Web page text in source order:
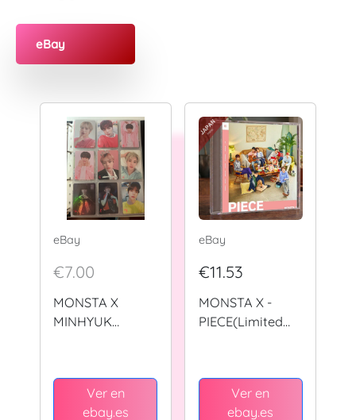
eBay
eBay
€7.00
MONSTA X
MINHYUK
SPECIAL EVENTS
Ver en
ebay.es
eBay
€11.53
MONSTA X -
PIECE(Limited
Japan Import
Ver en
ebay.es